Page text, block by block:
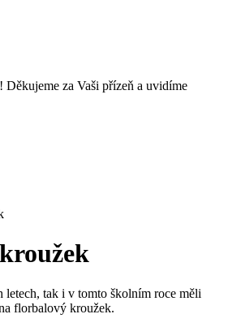
Děkujeme za Vaši přízeň a uvidíme
letech, tak i v tomto školním roce měli
florbalový kroužek.